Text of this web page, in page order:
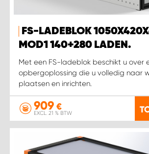
FS-LADEBLOK
MOD1 140+280 LADEN.
Met een FS-ladeblok beschikt u over
opbergoplossing die u volledig naar
plaatsen en inrichten.
909 €
EXCL. 21 % BTW